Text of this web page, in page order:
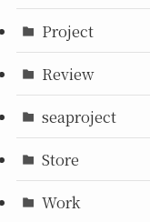
Project
Review
seaproject
Store
Work